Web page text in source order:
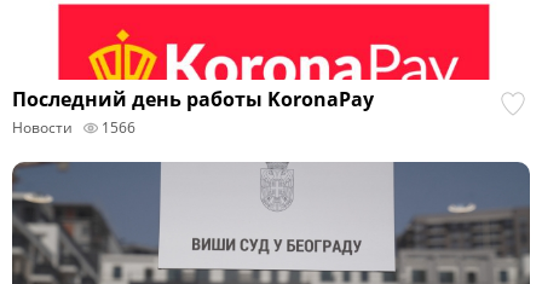
Последний день работы KoronaPay
Новости 1566